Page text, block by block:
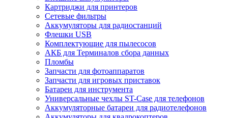
Картриджи для принтеров
Сетевые фильтры
Аккумуляторы для радиостанций
Флешки USB
Комплектующие для пылесосов
АКБ для Терминалов сбора данных
Пломбы
Запчасти для фотоаппаратов
Запчасти для игровых приставок
Батареи для инструмента
Универсальные чехлы ST-Case для телефонов
Аккумуляторные батареи для радиотелефонов